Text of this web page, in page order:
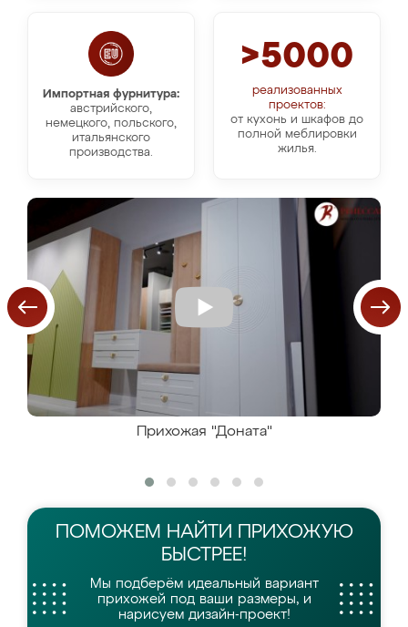
Импортная фурнитура:
австрийского,
немецкого, польского,
итальянского
производства.
>5000
реализованных
проектов:
от кухонь и шкафов до
полной меблировки
жилья.
Прихожая "Доната"
ПОМОЖЕМ НАЙТИ
ПРИХОЖУЮ
БЫСТРЕЕ!
Мы подберём идеальный вариант
прихожей под ваши размеры, и
нарисуем дизайн-проект!